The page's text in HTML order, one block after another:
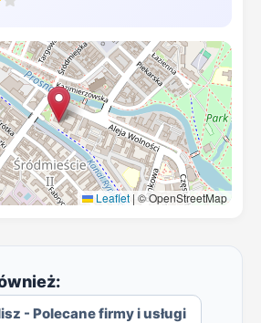
Leaflet | © OpenStreetMap
- Polecane firmy i usługi